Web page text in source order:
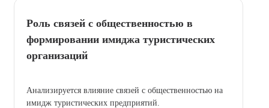
Роль связей с общественностью в
формировании имиджа туристических
организаций
Анализируется влияние связей с общественностью на
имидж туристических предприятий.